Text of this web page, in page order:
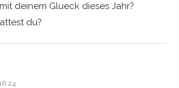
deinem Glueck dieses Jahr?
du?